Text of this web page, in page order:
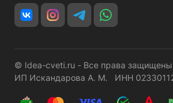
© Idea-cveti.ru - Все права
ИП Искандарова А. М. ИНН